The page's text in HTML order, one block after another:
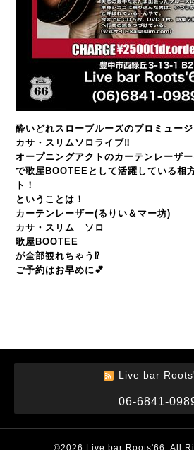
酔いどれスローブルーズのプロミュー
カサ・スリムソロライブ‼️
オープニングアクトのカーテンレーザ
で歌屋BOOTEEとして活躍している相
ト！
ということは！
カーテンレーザー(るりい＆マー坊)
カサ・スリム ソロ
歌屋BOOTEE
が全部観れちゃう⁉️
ご予約はお早めに💕
Live bar
06-6841-
©2026 Live bar Roots'66 . All